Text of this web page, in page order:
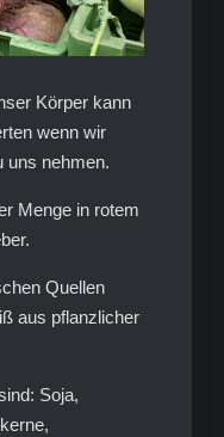
Körper kann
wenn wir
uns nehmen.
Menge in rotem
Quellen
aus pflanzlicher
Soja,